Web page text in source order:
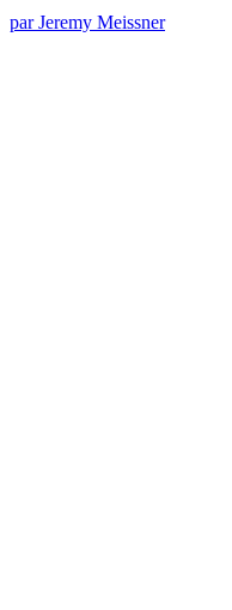
par Jeremy Meissner